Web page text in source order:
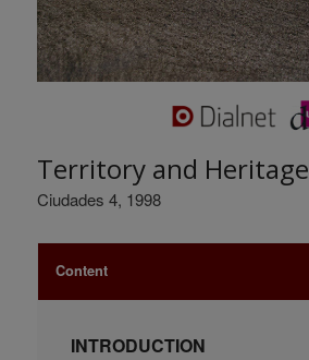
Territory and Heritage
Ciudades 4, 1998
Content
INTRODUCTION